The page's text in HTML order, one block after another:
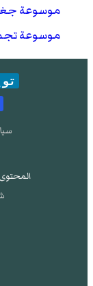
موسوعة
موسوعة